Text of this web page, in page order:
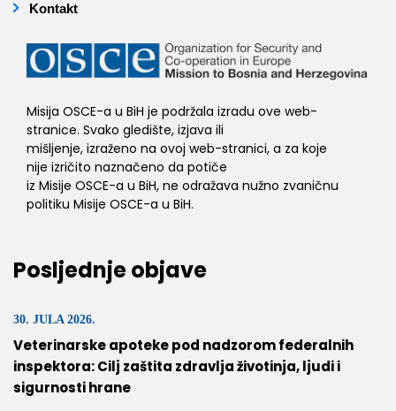
Kontakt
Misija OSCE-a u BiH je podržala izradu ove web-
stranice. Svako gledište, izjava ili
mišljenje, izraženo na ovoj web-stranici, a za koje
nije izričito naznačeno da potiče
iz Misije OSCE-a u BiH, ne odražava nužno zvaničnu
politiku Misije OSCE-a u BiH.
Posljednje objave
30. JULA 2026.
Veterinarske apoteke pod nadzorom federalnih
inspektora: Cilj zaštita zdravlja životinja, ljudi i
sigurnosti hrane